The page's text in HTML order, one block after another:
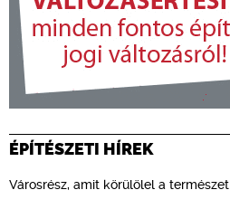
ÉPÍTÉSZETI HÍREK
Városrész, amit körülölel a természet